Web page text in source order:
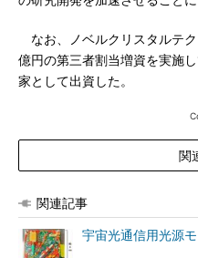
なお、ノベルクリスタルテ
億円の第三者割当増資を実施
家として出資した。
関
関連記事
宇宙光通信用光源